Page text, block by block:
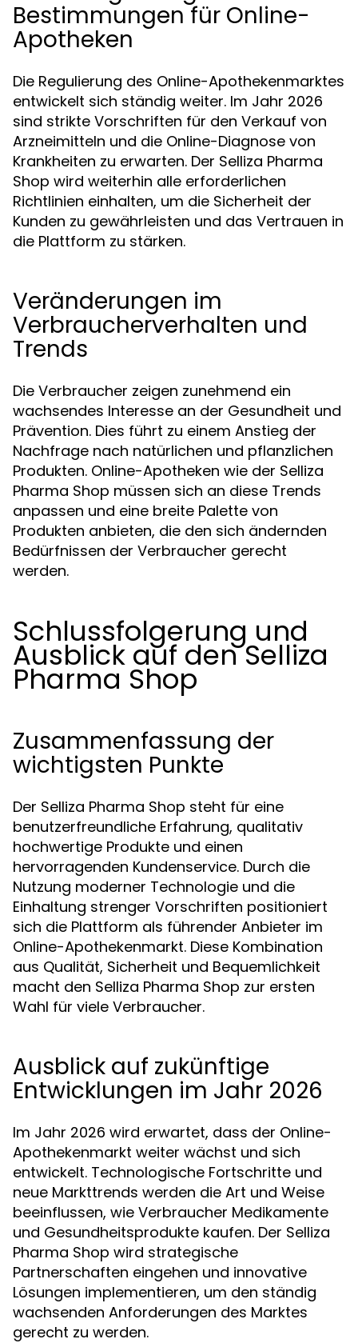
Bestimmungen für Online-
Apotheken
Die Regulierung des Online-Apothekenmarktes
entwickelt sich ständig weiter. Im Jahr 2026
sind strikte Vorschriften für den Verkauf von
Arzneimitteln und die Online-Diagnose von
Krankheiten zu erwarten. Der Selliza Pharma
Shop wird weiterhin alle erforderlichen
Richtlinien einhalten, um die Sicherheit der
Kunden zu gewährleisten und das Vertrauen in
die Plattform zu stärken.
Veränderungen im
Verbraucherverhalten und
Trends
Die Verbraucher zeigen zunehmend ein
wachsendes Interesse an der Gesundheit und
Prävention. Dies führt zu einem Anstieg der
Nachfrage nach natürlichen und pflanzlichen
Produkten. Online-Apotheken wie der Selliza
Pharma Shop müssen sich an diese Trends
anpassen und eine breite Palette von
Produkten anbieten, die den sich ändernden
Bedürfnissen der Verbraucher gerecht
werden.
Schlussfolgerung und
Ausblick auf den Selliza
Pharma Shop
Zusammenfassung der
wichtigsten Punkte
Der Selliza Pharma Shop steht für eine
benutzerfreundliche Erfahrung, qualitativ
hochwertige Produkte und einen
hervorragenden Kundenservice. Durch die
Nutzung moderner Technologie und die
Einhaltung strenger Vorschriften positioniert
sich die Plattform als führender Anbieter im
Online-Apothekenmarkt. Diese Kombination
aus Qualität, Sicherheit und Bequemlichkeit
macht den Selliza Pharma Shop zur ersten
Wahl für viele Verbraucher.
Ausblick auf zukünftige
Entwicklungen im Jahr 2026
Im Jahr 2026 wird erwartet, dass der Online-
Apothekenmarkt weiter wächst und sich
entwickelt. Technologische Fortschritte und
neue Markttrends werden die Art und Weise
beeinflussen, wie Verbraucher Medikamente
und Gesundheitsprodukte kaufen. Der Selliza
Pharma Shop wird strategische
Partnerschaften eingehen und innovative
Lösungen implementieren, um den ständig
wachsenden Anforderungen des Marktes
gerecht zu werden.